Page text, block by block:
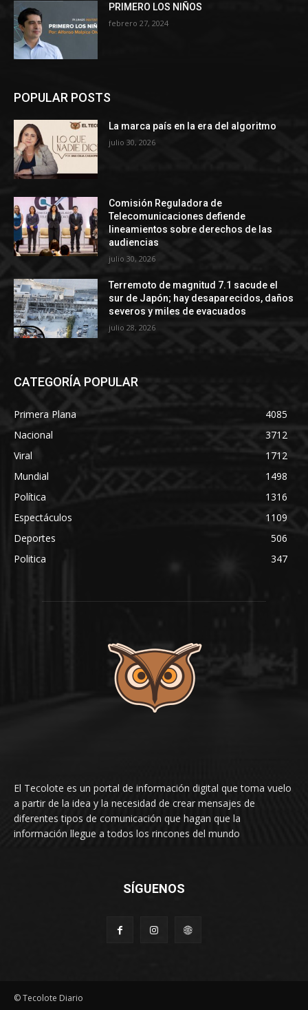
PRIMERO LOS NIÑOS
febrero 27, 2024
POPULAR POSTS
La marca país en la era del algoritmo
julio 30, 2026
Comisión Reguladora de
Telecomunicaciones defiende
lineamientos sobre derechos de las
audiencias
julio 30, 2026
Terremoto de magnitud 7.1 sacude el
sur de Japón; hay desaparecidos, daños
severos y miles de evacuados
julio 28, 2026
CATEGORÍA POPULAR
Primera Plana
4085
Nacional
3712
Viral
1712
Mundial
1498
Política
1316
Espectáculos
1109
Deportes
506
Politica
347
El Tecolote es un portal de información digital que toma vuelo
a partir de la idea y la necesidad de crear mensajes de
diferentes tipos de comunicación que hagan que la
información llegue a todos los rincones del mundo
SÍGUENOS
© Tecolote Diario